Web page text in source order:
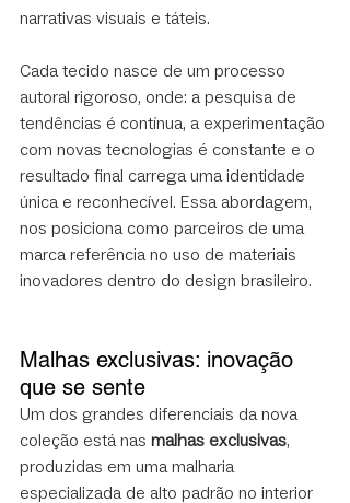
narrativas visuais e táteis.
Cada tecido nasce de um processo
autoral rigoroso, onde: a pesquisa de
tendências é contínua, a experimentação
com novas tecnologias é constante e o
resultado final carrega uma identidade
única e reconhecível. Essa abordagem,
nos posiciona como parceiros de uma
marca referência no uso de materiais
inovadores dentro do design brasileiro.
Malhas exclusivas: inovação
que se sente
Um dos grandes diferenciais da nova
coleção está nas malhas exclusivas,
produzidas em uma malharia
especializada de alto padrão no interior